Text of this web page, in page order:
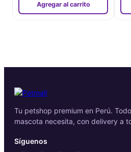
Agregar al carrito
Tu petshop premium en Perú.
mascota necesita, con delivery a
Síguenos